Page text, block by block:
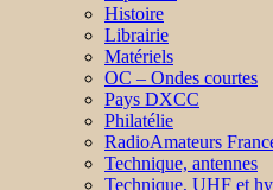
Histoire
Librairie
Matériels
OC – Ondes courtes
Pays DXCC
Philatélie
RadioAmateurs
Technique, antennes
Technique, UHF et